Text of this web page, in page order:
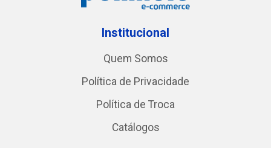
Institucional
Quem Somos
Política de Privacidade
Política de Troca
Catálogos